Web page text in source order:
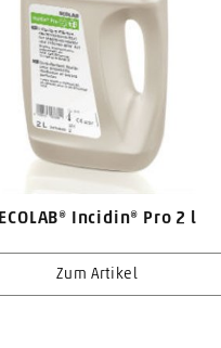
ECOLAB® Incidin® Pro 2 l
Zum Artikel